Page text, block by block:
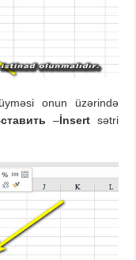
onun üzərində
–İnsertsətri